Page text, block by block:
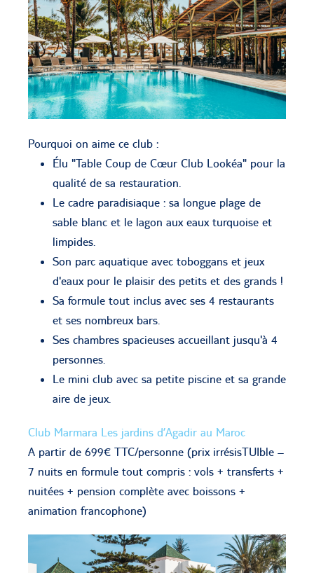
Pourquoi on aime ce club :
Élu "Table Coup de Cœur Club Lookéa" pour la
qualité de sa restauration.
Le cadre paradisiaque : sa longue plage de
sable blanc et le lagon aux eaux turquoise et
limpides.
Son parc aquatique avec toboggans et jeux
d'eaux pour le plaisir des petits et des grands !
Sa formule tout inclus avec ses 4 restaurants
et ses nombreux bars.
Ses chambres spacieuses accueillant jusqu'à 4
personnes.
Le mini club avec sa petite piscine et sa grande
aire de jeux.
Club Marmara Les jardins d’Agadir au Maroc
A partir de 699€ TTC/personne (prix irrésisTUIble –
7 nuits en formule tout compris : vols + transferts +
nuitées + pension complète avec boissons +
animation francophone)